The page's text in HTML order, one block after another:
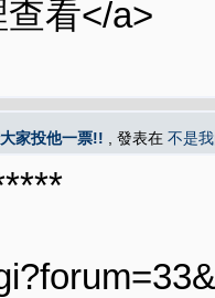
看</a>
家投他一票!! , 發表在 不是